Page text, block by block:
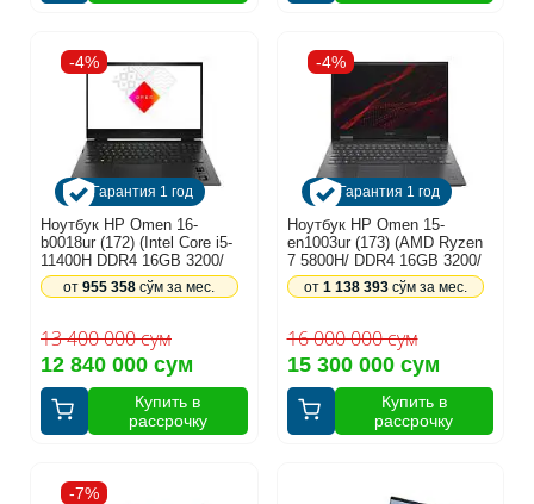
-4%
Гарантия 1 год
Ноутбук HP Omen 16-
b0018ur (172) (Intel Core i5-
11400H DDR4 16GB 3200/
SSD 512GB/ 16.1 FHD IPS
144Hz/ Nvidia GeForce RTX
FreeDOS/ RUS) Shadow
Black (4A729EA)
12 840 000 сум
13 400 000 сум
от955 358 сўм за мес.
Купить в
рассрочку
-4%
Гарантия 1 год
Ноутбук HP Omen 15-
en1003ur (173) (AMD Ryzen
7 5800H/ DDR4 16GB 3200/
SSD 1000GB/ 15.6 FHD IPS
144Hz/ Nvidia GeForce RTX
FreeDOS/ RUS) Mica Silver
(39W02EA)
15 300 000 сум
16 000 000 сум
от 1 138 393сўм за мес.
Купить в
рассрочку
-7%